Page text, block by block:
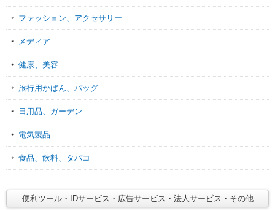
ファッション、アクセサリー
メディア
健康、美容
旅行用かばん、バッグ
日用品、ガーデン
電気製品
食品、飲料、タバコ
便利ツール・IDサービス・広告サービス・法人サービス・その他